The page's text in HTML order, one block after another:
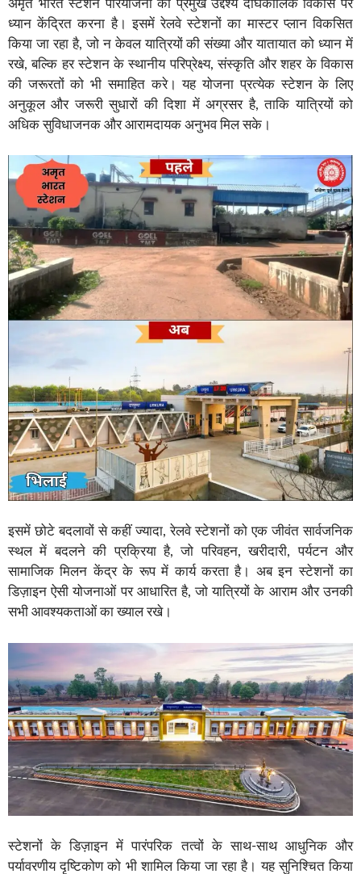
अमृत भारत स्टेशन परियोजना का प्रमुख उद्देश्य दीर्घकालिक विकास पर
ध्यान केंद्रित करना है। इसमें रेलवे स्टेशनों का मास्टर प्लान विकसित
किया जा रहा है, जो न केवल यात्रियों की संख्या और यातायात को ध्यान में
रखे, बल्कि हर स्टेशन के स्थानीय परिप्रेक्ष्य, संस्कृति और शहर के विकास
की जरूरतों को भी समाहित करे। यह योजना प्रत्येक स्टेशन के लिए
अनुकूल और जरूरी सुधारों की दिशा में अग्रसर है, ताकि यात्रियों को
अधिक सुविधाजनक और आरामदायक अनुभव मिल सके।
इसमें छोटे बदलावों से कहीं ज्यादा, रेलवे स्टेशनों को एक जीवंत सार्वजनिक
स्थल में बदलने की प्रक्रिया है, जो परिवहन, खरीदारी, पर्यटन और
सामाजिक मिलन केंद्र के रूप में कार्य करता है। अब इन स्टेशनों का
डिज़ाइन ऐसी योजनाओं पर आधारित है, जो यात्रियों के आराम और उनकी
सभी आवश्यकताओं का ख्याल रखे।
स्टेशनों के डिज़ाइन में पारंपरिक तत्वों के साथ-साथ आधुनिक और
पर्यावरणीय दृष्टिकोण को भी शामिल किया जा रहा है। यह सुनिश्चित किया